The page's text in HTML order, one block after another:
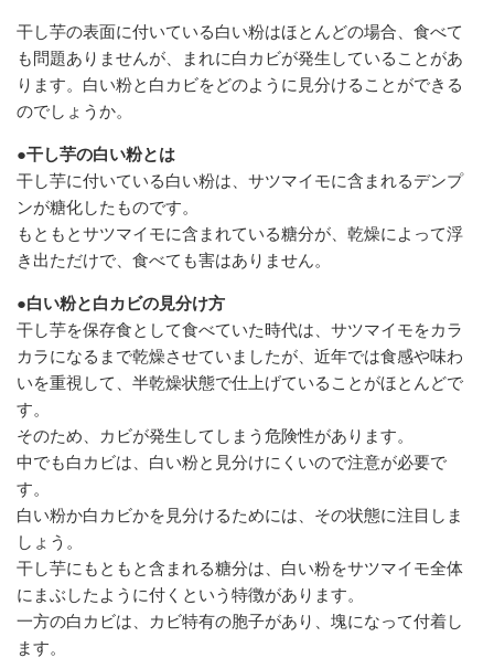
干し芋の表面に付いている白い粉はほとんどの場合、食べて
も問題ありませんが、まれに白カビが発生していることがあ
ります。白い粉と白カビをどのように見分けることができる
のでしょうか。
●干し芋の白い粉とは
干し芋に付いている白い粉は、サツマイモに含まれるデンプ
ンが糖化したものです。
もともとサツマイモに含まれている糖分が、乾燥によって浮
き出ただけで、食べても害はありません。
●白い粉と白カビの見分け方
干し芋を保存食として食べていた時代は、サツマイモをカラ
カラになるまで乾燥させていましたが、近年では食感や味わ
いを重視して、半乾燥状態で仕上げていることがほとんどで
す。
そのため、カビが発生してしまう危険性があります。
中でも白カビは、白い粉と見分けにくいので注意が必要で
す。
白い粉か白カビかを見分けるためには、その状態に注目しま
しょう。
干し芋にもともと含まれる糖分は、白い粉をサツマイモ全体
にまぶしたように付くという特徴があります。
一方の白カビは、カビ特有の胞子があり、塊になって付着し
ます。